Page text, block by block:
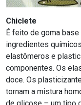
Chiclete
É feito de goma
ingredientes
elastômeros e
componentes. Os
doce. Os
tornam a mistura